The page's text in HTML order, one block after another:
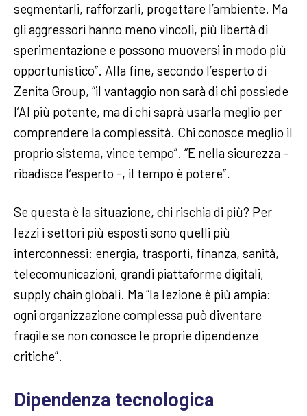
segmentarli, rafforzarli, progettare l’ambiente. Ma
gli aggressori hanno meno vincoli, più libertà di
sperimentazione e possono muoversi in modo più
opportunistico”. Alla fine, secondo l’esperto di
Zenita Group, “il vantaggio non sarà di chi possiede
l’AI più potente, ma di chi saprà usarla meglio per
comprendere la complessità. Chi conosce meglio il
proprio sistema, vince tempo”. “E nella sicurezza –
ribadisce l’esperto -, il tempo è potere”.
Se questa è la situazione, chi rischia di più? Per
Iezzi i settori più esposti sono quelli più
interconnessi: energia, trasporti, finanza, sanità,
telecomunicazioni, grandi piattaforme digitali,
supply chain globali. Ma “la lezione è più ampia:
ogni organizzazione complessa può diventare
fragile se non conosce le proprie dipendenze
critiche”.
Dipendenza tecnologica